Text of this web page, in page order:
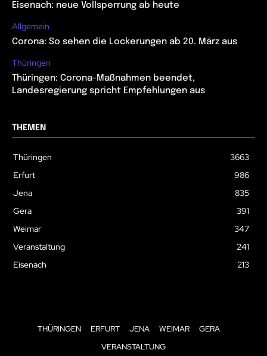
Eisenach: neue Vollsperrung ab heute
Allgemein
Corona: So sehen die Lockerungen ab 20. März aus
Thüringen
Thüringen: Corona-Maßnahmen beendet,
Landesregierung spricht Empfehlungen aus
THEMEN
Thüringen
3663
Erfurt
986
Jena
835
Gera
391
Weimar
347
Veranstaltung
241
Eisenach
213
THÜRINGEN ERFURT JENA WEIMAR
GERA
VERANSTALTUNG